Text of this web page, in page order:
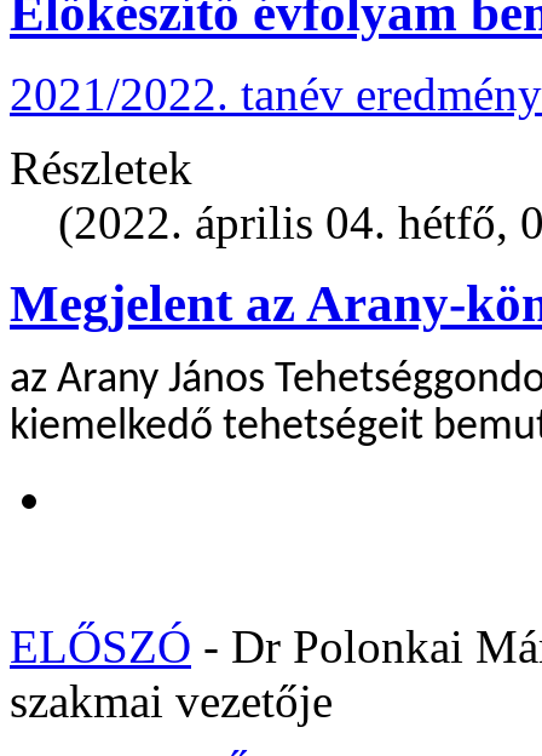
Előkészítő évfolyam
2021/2022. tanév
Részletek
(2022. április 04. hétfő,
Megjelent az Arany-
az Arany János
kiemelkedő tehetségeit
ELŐSZÓ - Dr Polonkai
szakmai vezetője